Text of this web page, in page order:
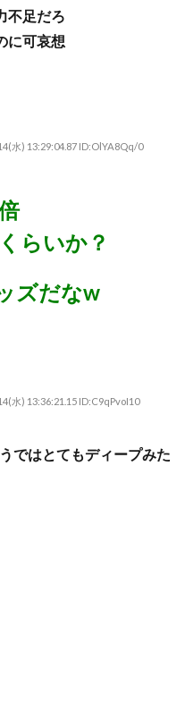
不足だろ
に可哀想
水) 13:29:04.87 ID:OlYA8Qq/0
らいか？
ズだなw
水) 13:36:21.15 ID:C9qPvoI10
ではとてもディープみた